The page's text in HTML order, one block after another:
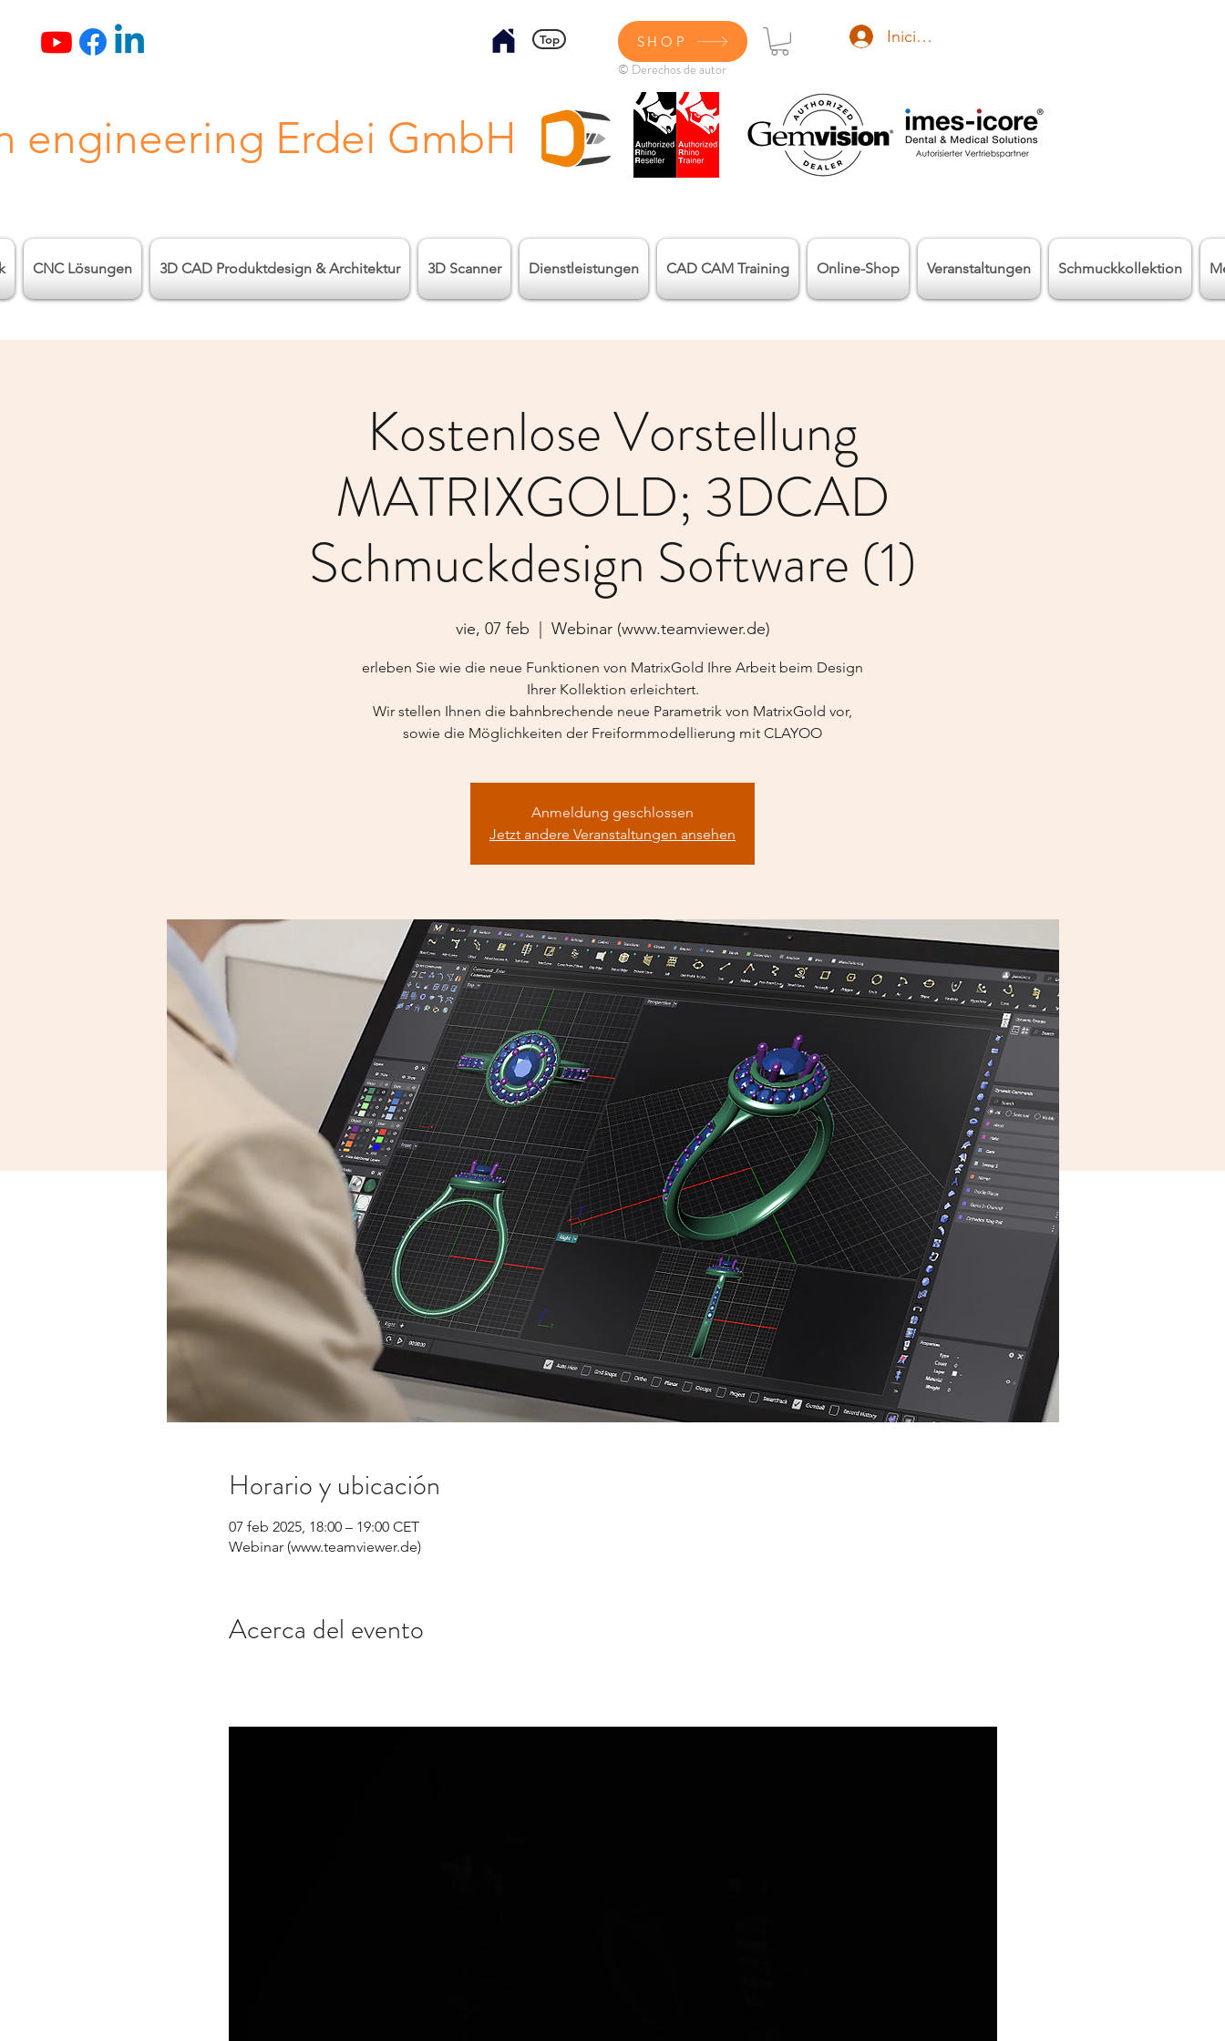
Top SHOP Iniciar sesión
© Derechos de autor
engineering Erdei GmbH
CNC Lösungen 3D CAD Produktdesign & Architektur 3D Scanner Dienstleistungen CAD CAM Training Online-Shop Veranstaltungen Schmuckkollektion
Kostenlose Vorstellung
MATRIXGOLD; 3DCAD
Schmuckdesign Software (1)
vie, 07 feb Webinar (www.teamviewer.de)
erleben Sie wie die neue Funktionen von MatrixGold Ihre Arbeit beim Design
Ihrer Kollektion erleichtert.
Wir stellen Ihnen die bahnbrechende neue Parametrik von MatrixGold vor,
sowie die Möglichkeiten der Freiformmodellierung mit CLAYOO
Anmeldung geschlossen
Jetzt andere Veranstaltungen ansehen
Horario y ubicación
07 feb 2025, 18:00 – 19:00 CET
Webinar (www.teamviewer.de)
Acerca del evento